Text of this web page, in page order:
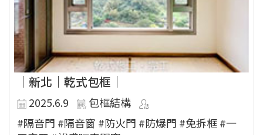
｜新北｜乾式包框｜
2025.6.9
包框結構
#隔音門 #隔音窗 #防火門 #防爆門 #免拆框 #一